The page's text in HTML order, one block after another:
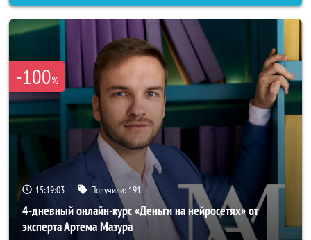
-100%
15:19:02 Получили: 191
4-дневный онлайн-курс «Деньги на нейросетях» от
эксперта Артема Мазура